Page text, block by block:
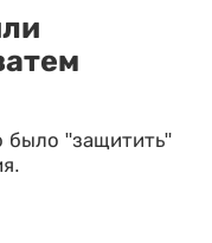
было "защитить"